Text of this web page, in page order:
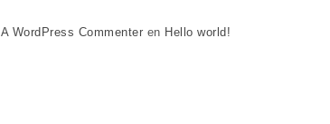
A WordPress Commenter en Hello world!